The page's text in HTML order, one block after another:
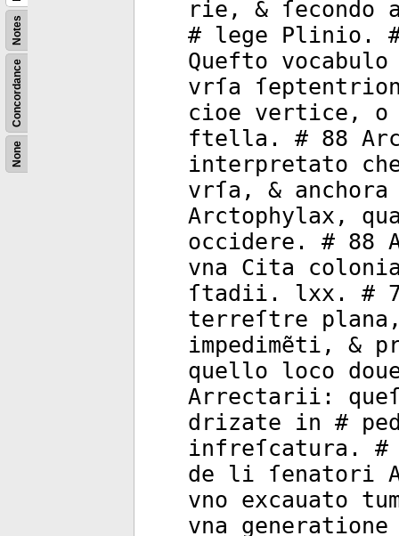
None
Concordance
Notes
rie, &
# lege Plinio.
Quefto
vrſa
cioe vertice, o
ftella. # 88
interpretato
vrſa, &
Arctophylax,
occidere. # 88
vna Cita
ſtadii. lxx. #
terreſtre
impedimẽti, &
quello loco
Arrectarii:
drizate in #
infreſcatura. #
de li ſenatori
vno excauato
vna